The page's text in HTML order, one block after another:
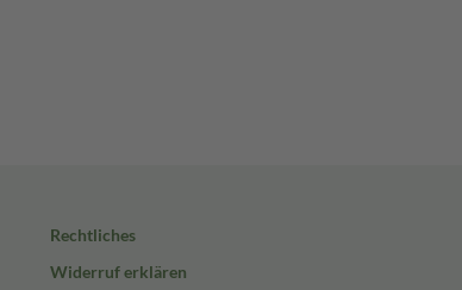
Rechtliches
Widerruf erklären